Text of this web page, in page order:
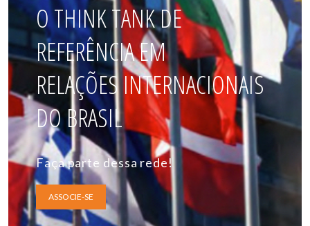
O THINK TANK DE
REFERÊNCIA EM
RELAÇÕES INTERNACIONAIS
DO BRASIL
Faça parte dessa rede!
ASSOCIE-SE